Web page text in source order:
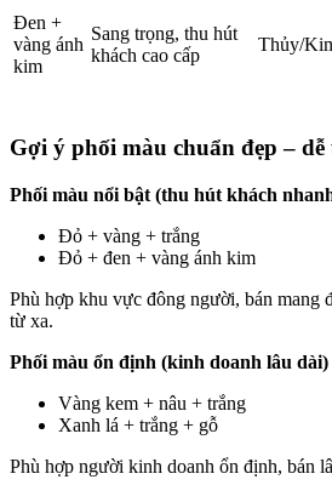
Đen +
vàng ánh
kim
Sang trọng, thu hút
khách cao cấp
Thủy/
Gợi ý phối màu chuẩn đẹp –
Phối màu nổi bật (thu hút khách
Đỏ + vàng + trắng
Đỏ + đen + vàng ánh kim
Phù hợp khu vực đông người, bán mang
từ xa.
Phối màu ổn định (kinh doanh lâu dài)
Vàng kem + nâu + trắng
Xanh lá + trắng + gỗ
Phù hợp người kinh doanh ổn định, bán